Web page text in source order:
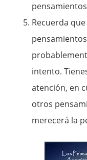
Recuerda
pensamientos
intento.
atención, en
otros
merecerá la